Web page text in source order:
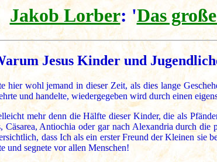
Jakob Lorber: 'Das
Jesus Kinder und
hier wohl jemand in dieser Zeit, als dies lange
und handelte, wiedergegeben wird durch einen
mehr denn die Hälfte dieser Kinder, die als
Cäsarea, Antiochia oder gar nach Alexandria durch
dass Ich als ein erster Freund der Kleinen
und segnete vor allen Menschen!